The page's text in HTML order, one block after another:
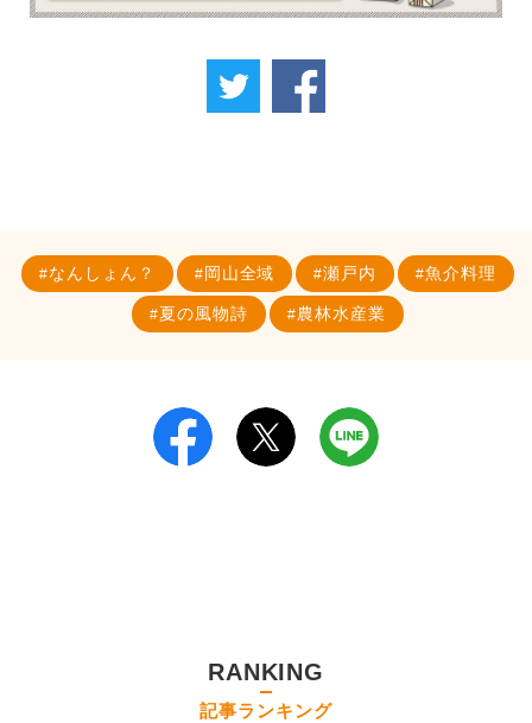
なんしょん？ 岡山全域 瀬戸内 魚介料理
夏の風物詩 農林水産業
RANKING
記事ランキング